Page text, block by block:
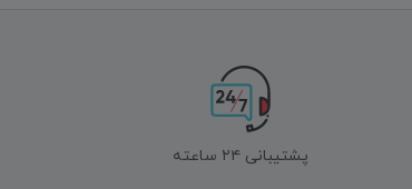
پشتیبانی ۲۴ ساعته